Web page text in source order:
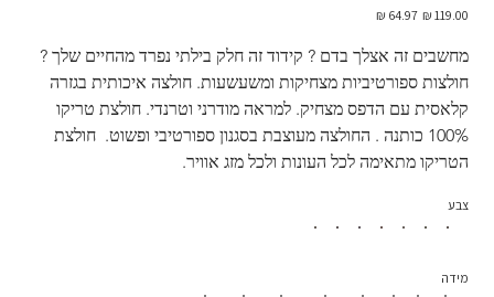
מחיר
מחיר
‏64.97 ‏₪
מחשבים זה אצלך בדם ? קידוד זה חלק בילתי נפרד מהחיים שלך ?
חולצות ספורטיביות מצחיקות ומשעשעות. חולצה איכותית בגזרה
קלאסית עם הדפס מצחיק. למראה מודרני וטרנדי. חולצת טריקו
100% כותנה . החולצה מעוצבת בסגנון ספורטיבי ופשוט.  חולצת
הטריקו מתאימה לכל העונות ולכל מזג אוויר.
צבע
מידה